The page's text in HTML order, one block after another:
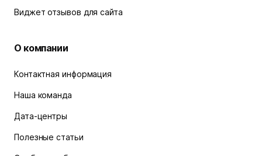
Виджет отзывов для сайта
О компании
Контактная информация
Наша команда
Дата-центры
Полезные статьи